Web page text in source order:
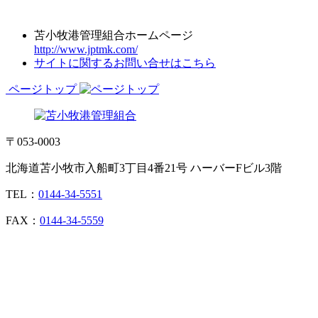
苫小牧港管理組合ホームページ
http://www.jptmk.com/
サイトに関するお問い合せはこちら
ページトップ
〒053-0003
北海道苫小牧市入船町3丁目4番21号 ハーバーFビル3階
TEL： 0144-34-5551
FAX： 0144-34-5559